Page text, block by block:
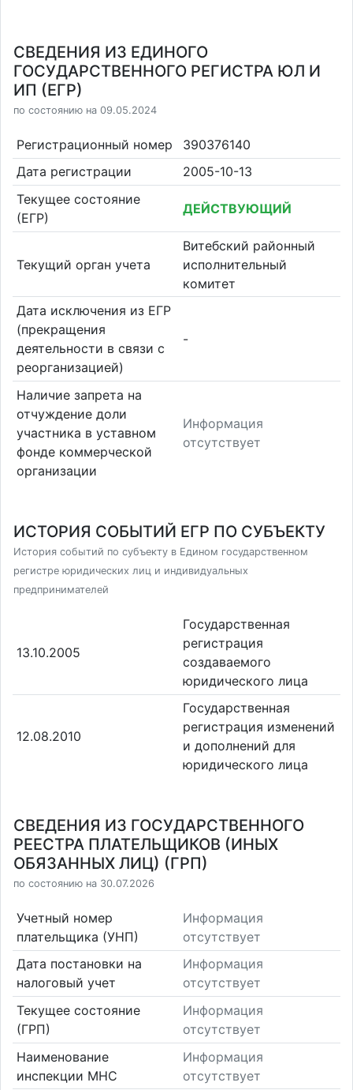
СВЕДЕНИЯ ИЗ ЕДИНОГО
ГОСУДАРСТВЕННОГО РЕГИСТРА ЮЛ И
ИП (ЕГР)
по состоянию на 09.05.2024
Регистрационный номер
390376140
Дата регистрации
2005-10-13
Текущее состояние
(ЕГР)
ДЕЙСТВУЮЩИЙ
Текущий орган учета
Витебский районный
исполнительный
комитет
Дата исключения из ЕГР
(прекращения
деятельности в связи с
реорганизацией)
-
Наличие запрета на
отчуждение доли
участника в уставном
фонде коммерческой
организации
Информация
отсутствует
ИСТОРИЯ СОБЫТИЙ ЕГР ПО СУБЪЕКТУ
История событий по субъекту в Едином государственном
регистре юридических лиц и индивидуальных
предпринимателей
13.10.2005
Государственная
регистрация
создаваемого
юридического лица
12.08.2010
Государственная
регистрация изменений
и дополнений для
юридического лица
СВЕДЕНИЯ ИЗ ГОСУДАРСТВЕННОГО
РЕЕСТРА ПЛАТЕЛЬЩИКОВ (ИНЫХ
ОБЯЗАННЫХ ЛИЦ) (ГРП)
по состоянию на 30.07.2026
Учетный номер
плательщика (УНП)
Информация
отсутствует
Дата постановки на
налоговый учет
Информация
отсутствует
Текущее состояние
(ГРП)
Информация
отсутствует
Наименование
инспекции МНС
Информация
отсутствует